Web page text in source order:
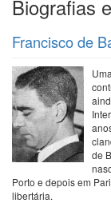
Biografias
Francisco de
de
Porto e depois em
libertária.